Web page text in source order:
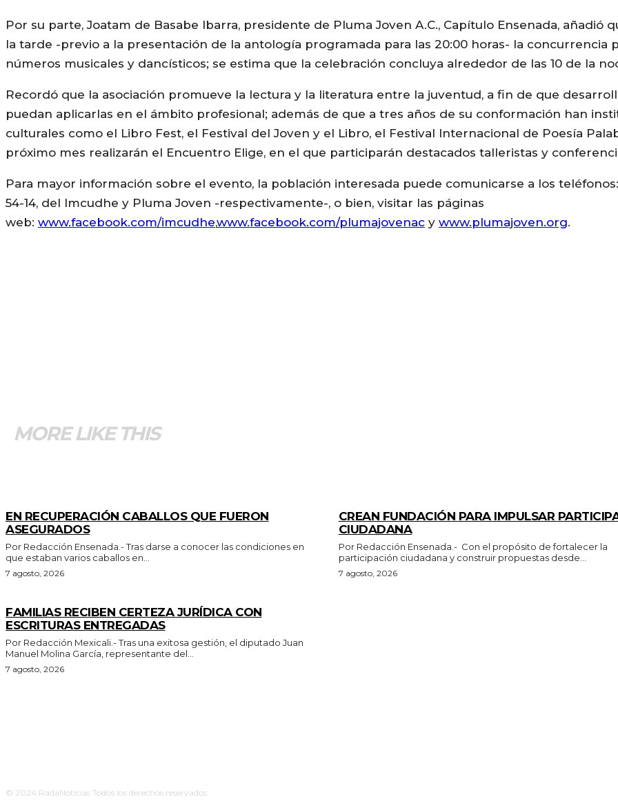
Por su parte, Joatam de Basabe Ibarra, presidente de Pluma Joven A.C., Capítulo Ensenada, añadió
la tarde -previo a la presentación de la antología programada para las 20:00 horas- la concurrencia
números musicales y dancísticos; se estima que la celebración concluya alrededor de las 10 de la
Recordó que la asociación promueve la lectura y la literatura entre la juventud, a fin de que
puedan aplicarlas en el ámbito profesional; además de que a tres años de su conformación han
culturales como el Libro Fest, el Festival del Joven y el Libro, el Festival Internacional de Poesía
próximo mes realizarán el Encuentro Elige, en el que participarán destacados talleristas y
Para mayor información sobre el evento, la población interesada puede comunicarse a los teléfonos:
54-14, del Imcudhe y Pluma Joven -respectivamente-, o bien, visitar las páginas
web: www.facebook.com/imcudhe,www.facebook.com/plumajovenac y www.plumajoven.org.
MORE LIKE THIS
EN RECUPERACIÓN CABALLOS QUE FUERON
ASEGURADOS
Por Redacción Ensenada.- Tras darse a conocer las condiciones en
que estaban varios caballos en...
7 agosto, 2026
CREAN FUNDACIÓN PARA IMPULSAR
CIUDADANA
Por Redacción Ensenada.- Con el propósito de fortalecer la
participación ciudadana y construir propuestas desde...
7 agosto, 2026
FAMILIAS RECIBEN CERTEZA JURÍDICA CON
ESCRITURAS ENTREGADAS
Por Redacción Mexicali.- Tras una exitosa gestión, el diputado Juan
Manuel Molina García, representante del...
7 agosto, 2026
© 2024 RadaNoticias Todos los derechos reservados